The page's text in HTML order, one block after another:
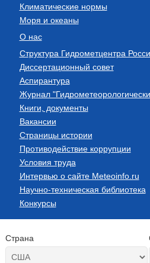
Климатические нормы
Моря и океаны
О нас
Структура Гидрометцентра
Диссертационный совет
Аспирантура
Журнал
Книги, документы
Вакансии
Страницы истории
Противодействие коррупции
Условия труда
Интервью о сайте Meteoinfo.ru
Научно-техническая библиотека
Конкурсы
Страна